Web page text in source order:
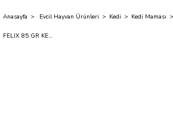
Anasayfa Evcil Hayvan Ürünleri Kedi Kedi Maması
FELIX 85 GR KEDI MAMASI SIGIR ETLI POUCH